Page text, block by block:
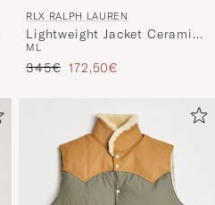
RLX RALPH LAUREN
Lightweight Jacket Ceramic
White/Refined Navy
M L
Regulärer Preis
345€ Reduzierter Preis
172,50€